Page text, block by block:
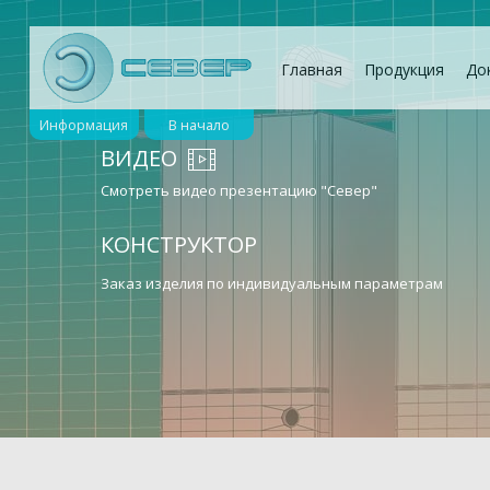
Главная Продукция
ВИДЕО
Смотреть видео презентацию "Север"
КОНСТРУКТОР
Заказ изделия по индивидуальным параметрам
Информация В начало